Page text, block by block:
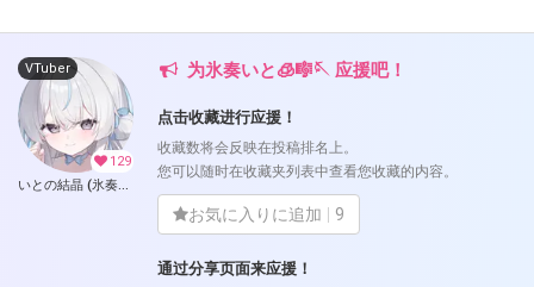
129
VTuber
いとの結晶 (氷奏いと🧊🎼🪡 )
为氷奏いと🧊🎼🪡 应援吧！
点击收藏进行应援！
收藏数将会反映在投稿排名上。
您可以随时在收藏夹列表中查看您收藏的内容。
お気に入りに追加 9
通过分享页面来应援！